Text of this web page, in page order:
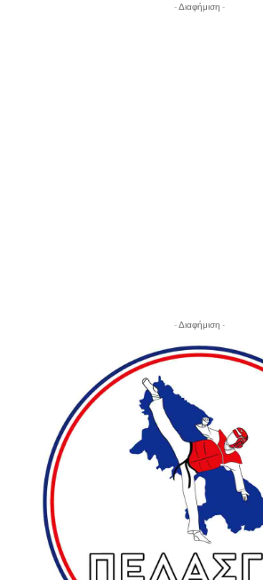
- Διαφήμιση -
- Διαφήμιση -